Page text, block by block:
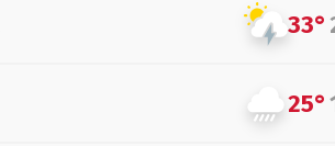
33°
25°